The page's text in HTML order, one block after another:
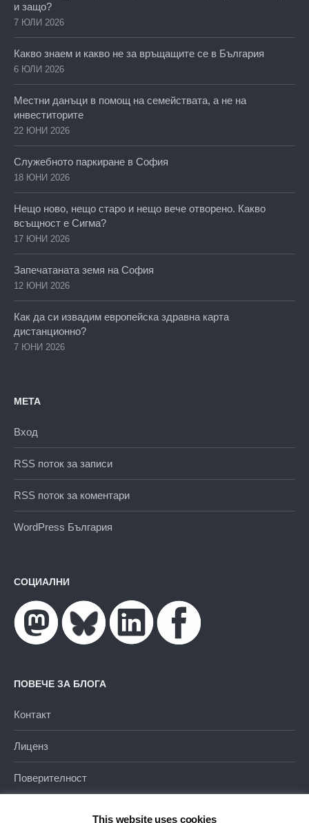
и защо?
7 ЮЛИ 2026
Какво знаем и какво не за връщащите се в България
6 ЮЛИ 2026
Местни данъци в помощ на семействата, а не на
инвеститорите
22 ЮНИ 2026
Служебното паркиране в София
18 ЮНИ 2026
Нещо ново, нещо старо и нещо вече отворено. Какво
всъщност е Сигма?
17 ЮНИ 2026
Запечатаната земя на София
12 ЮНИ 2026
Как да си извадим европейска здравна карта
дистанционно?
7 ЮНИ 2026
МЕТА
Вход
RSS поток за записи
RSS поток за коментари
WordPress България
СОЦИАЛНИ
ПОВЕЧЕ ЗА БЛОГА
Контакт
Лиценз
Поверителност
This website uses cookies